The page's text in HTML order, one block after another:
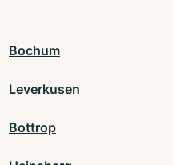
Bochum
Leverkusen
Bottrop